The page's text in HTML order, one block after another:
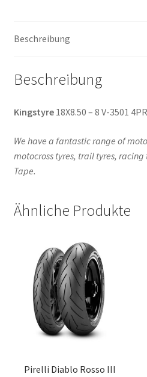
Beschreibung
Beschreibung
Kingstyre18X8.50 – 8 V-3501
We have a fantastic range of
motocross tyres, trail tyres,
Tape.
Ähnliche Produkte
Pirelli Diablo Rosso III